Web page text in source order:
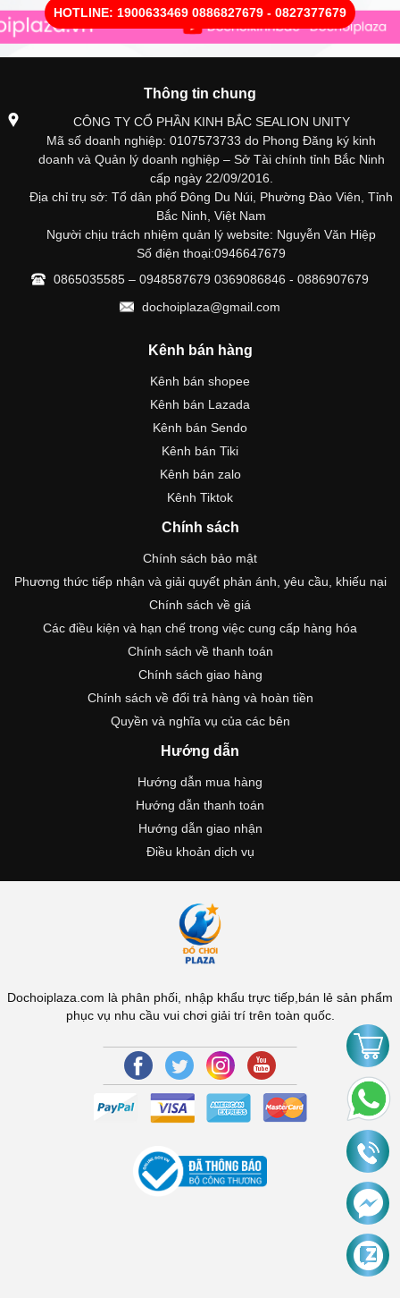
HOTLINE: 1900633469 0886827679 - 0827377679
Thông tin chung
CÔNG TY CỔ PHẦN KINH BẮC SEALION UNITY
Mã số doanh nghiệp: 0107573733 do Phong Đăng ký kinh
doanh và Quản lý doanh nghiệp – Sở Tài chính tỉnh Bắc Ninh
cấp ngày 22/09/2016.
Địa chỉ trụ sở: Tổ dân phố Đông Du Núi, Phường Đào Viên, Tỉnh
Bắc Ninh, Việt Nam
Người chịu trách nhiệm quản lý website: Nguyễn Văn Hiệp
Số điện thoại:0946647679
0865035585 – 0948587679 0369086846 - 0886907679
dochoiplaza@gmail.com
Kênh bán hàng
Kênh bán shopee
Kênh bán Lazada
Kênh bán Sendo
Kênh bán Tiki
Kênh bán zalo
Kênh Tiktok
Chính sách
Chính sách bảo mật
Phương thức tiếp nhận và giải quyết phản ánh, yêu cầu, khiếu nại
Chính sách về giá
Các điều kiện và hạn chế trong việc cung cấp hàng hóa
Chính sách về thanh toán
Chính sách giao hàng
Chính sách về đổi trả hàng và hoàn tiền
Quyền và nghĩa vụ của các bên
Hướng dẫn
Hướng dẫn mua hàng
Hướng dẫn thanh toán
Hướng dẫn giao nhận
Điều khoản dịch vụ
Dochoiplaza.com là phân phối, nhập khẩu trực tiếp,bán lẻ sản phẩm
phục vụ nhu cầu vui chơi giải trí trên toàn quốc.